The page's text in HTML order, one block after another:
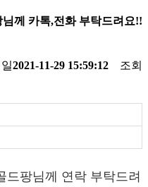
께 카톡,전화 부탁드려요!!
2021-11-29 15:59:12 조회
팡님께 연락 부탁드려